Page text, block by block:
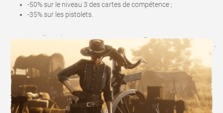
-50% sur le niveau 3 des cartes de compétence ;
-35% sur les pistolets.